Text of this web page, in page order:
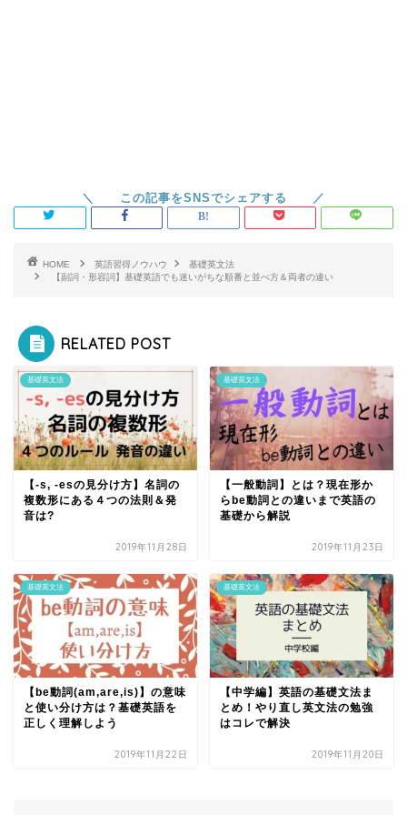
HOME 英語習得ノウハウ
基礎英文法
【副詞・形容詞】基礎英語でも迷いがちな順番と並べ方＆両者の違い
RELATED POST
基礎英文法
【-s, -esの見分け方】名詞の
複数形にある４つの法則＆発
音は?
2019年11月28日
基礎英文法
【一般動詞】とは？現在形か
らbe動詞との違いまで英語の
基礎から解説
2019年11月23日
基礎英文法
【be動詞(am,are,is)】の意味
と使い分け方は？基礎英語を
正しく理解しよう
2019年11月22日
基礎英文法
【中学編】英語の基礎文法ま
とめ！やり直し英文法の勉強
はコレで解決
2019年11月20日